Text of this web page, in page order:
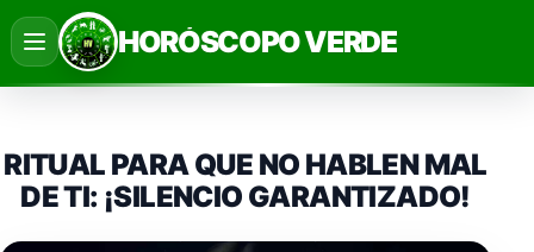
Saltar
al
contenido
HORÓSCOPO VERDE
RITUAL PARA QUE NO HABLEN MAL
DE TI: ¡SILENCIO GARANTIZADO!